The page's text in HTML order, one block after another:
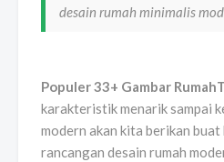
desain rumah minimalis
Populer 33+ Gambar
karakteristik menarik sampai
modern akan kita berikan buat
rancangan desain rumah